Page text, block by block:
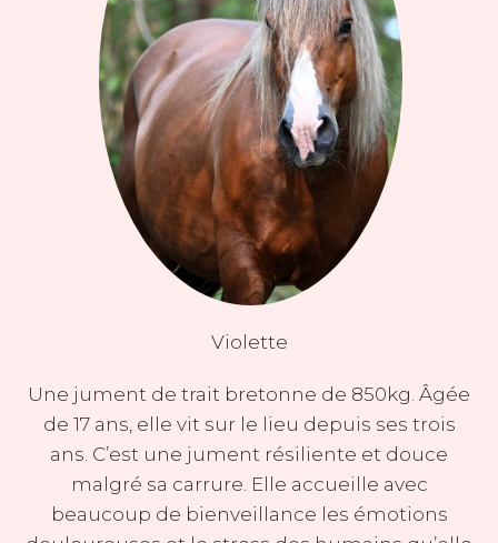
Violette
Une jument de trait bretonne de 850kg. Âgée
de 17 ans, elle vit sur le lieu depuis ses trois
ans. C’est une jument résiliente et douce
malgré sa carrure. Elle accueille avec
beaucoup de bienveillance les émotions